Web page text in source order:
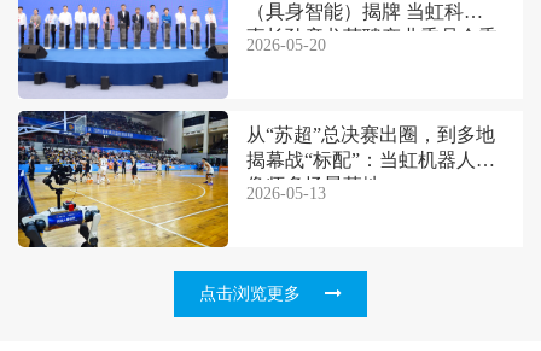
（具身智能）揭牌 当虹科技董
事长孙彦龙获聘产业委员会委
2026-05-20
从“苏超”总决赛出圈，到多地
揭幕战“标配”：当虹机器人摄
像师多场景落地
2026-05-13
点击浏览更多